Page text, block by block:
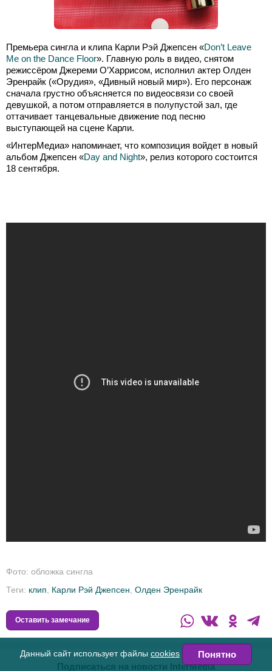
Премьера сингла и клипа Карли Рэй Джепсен «Don’t Leave
Me on the Dance Floor». Главную роль в видео, снятом
режиссёром Джереми О’Харрисом, исполнил актер Олден
Эренрайк («Орудия», «Дивный новый мир»). Его персонаж
сначала грустно объясняется по видеосвязи со своей
девушкой, а потом отправляется в полупустой зал, где
оттачивает танцевальные движение под песню
выступающей на сцене Карли.
«ИнтерМедиа» напоминает, что композиция войдет в новый
альбом Джепсен «Day and Night», релиз которого состоится
18 сентября.
Фото: обложка сингла
Теги: клип Карли Рэй Джепсен Олден Эренрайк
Оставить замечание
Подписаться на новости InterMedia
Данный сайт использует файлы cookies Понятно